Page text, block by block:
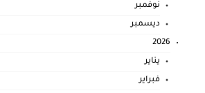
نوفمبر
ديسمبر
2026
يناير
فبراير